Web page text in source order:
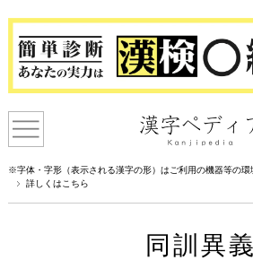
※字体・字形（表示される漢字の形）はご利用の機器等の環
詳しくはこちら
同訓異義